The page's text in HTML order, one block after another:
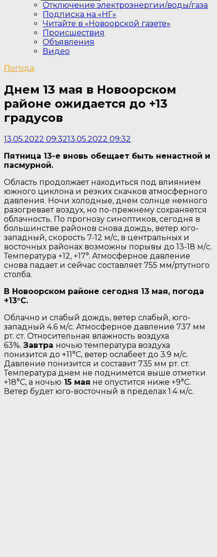
Отключение электроэнергии/воды/газа
Подписка на «НГ»
Читайте в «Новоорской газете»
Происшествия
Объявления
Видео
Погода
Днем 13 мая в Новоорском
районе ожидается до +13
градусов
13.05.2022 09:3213.05.2022 09:32
Пятница 13-е вновь обещает быть ненастной и
пасмурной.
Область продолжает находиться под влиянием
южного циклона и резких скачков атмосферного
давления. Ночи холодные, днем солнце немного
разогревает воздух, но по-прежнему сохраняется
облачность. По прогнозу синоптиков, сегодня в
большинстве районов снова дождь, ветер юго-
западный, скорость 7-12 м/с, в центральных и
восточных районах возможны порывы до 13-18 м/с.
Температура +12, +17°. Атмосферное давление
снова падает и сейчас составляет 755 мм/ртутного
столба.
В Новоорском районе сегодня 13 мая, погода
+13°C.
Облачно и слабый дождь, ветер слабый, юго-
западный 4.6 м/с. Атмосферное давление 737 мм
рт. ст. Относительная влажность воздуха
63%. Завтра ночью температура воздуха
понизится до +11°C, ветер ослабеет до 3.9 м/с.
Давление понизится и составит 735 мм рт. ст.
Температура днем не поднимется выше отметки
+18°C, a ночью 15 мая не опустится ниже +9°C.
Ветер будет юго-восточный в пределах 1.4 м/с.